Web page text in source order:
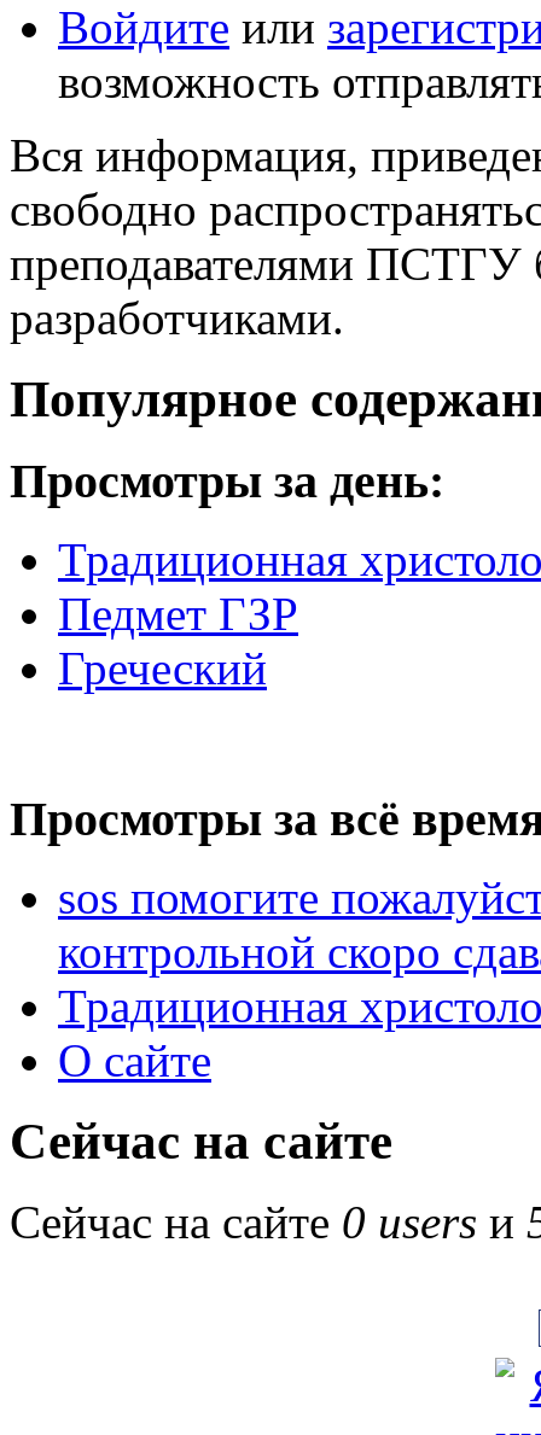
Войдите или
возможность
Вся информация,
свободно
преподавателями ПСТГУ
разработчиками.
Популярное
Просмотры за день:
Традиционная
Педмет ГЗР
Греческий
Просмотры за всё
sos помогите
контрольной скоро
Традиционная
О сайте
Сейчас на сайте
Сейчас на сайте 0 users и